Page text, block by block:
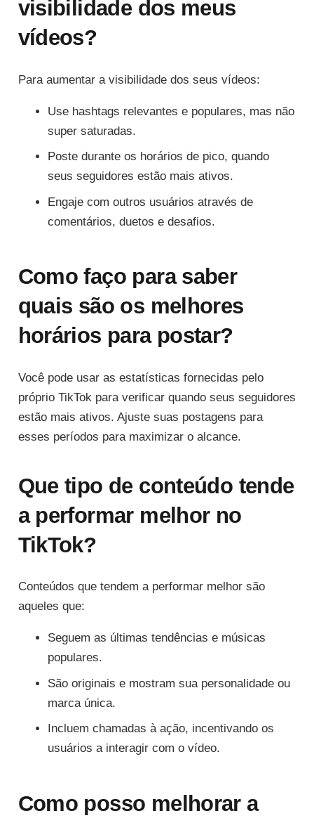
visibilidade dos meus
vídeos?
Para aumentar a visibilidade dos seus vídeos:
Use hashtags relevantes e populares, mas não
super saturadas.
Poste durante os horários de pico, quando
seus seguidores estão mais ativos.
Engaje com outros usuários através de
comentários, duetos e desafios.
Como faço para saber
quais são os melhores
horários para postar?
Você pode usar as estatísticas fornecidas pelo
próprio TikTok para verificar quando seus seguidores
estão mais ativos. Ajuste suas postagens para
esses períodos para maximizar o alcance.
Que tipo de conteúdo tende
a performar melhor no
TikTok?
Conteúdos que tendem a performar melhor são
aqueles que:
Seguem as últimas tendências e músicas
populares.
São originais e mostram sua personalidade ou
marca única.
Incluem chamadas à ação, incentivando os
usuários a interagir com o vídeo.
Como posso melhorar a